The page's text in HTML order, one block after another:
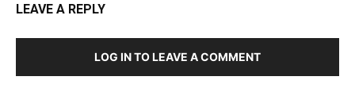
LEAVE A REPLY
LOG IN TO LEAVE A COMMENT